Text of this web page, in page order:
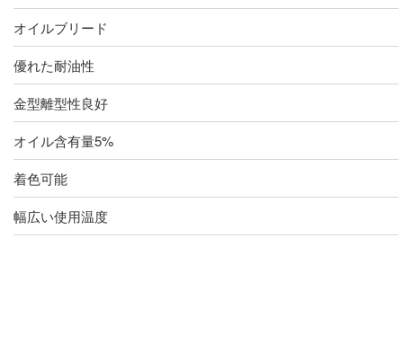
オイルブリード
優れた耐油性
金型離型性良好
オイル含有量5%
着色可能
幅広い使用温度